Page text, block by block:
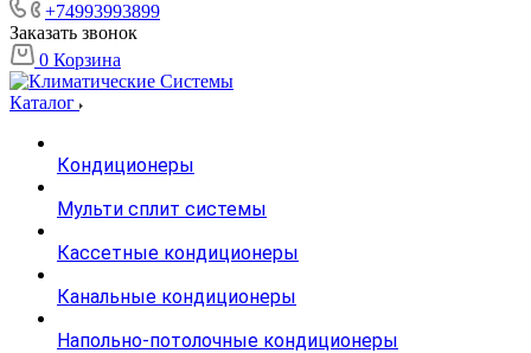
+74993993899
Заказать звонок
0 Корзина
Каталог
Кондиционеры
Мульти сплит системы
Кассетные кондиционеры
Канальные кондиционеры
Напольно-потолочные кондиционеры